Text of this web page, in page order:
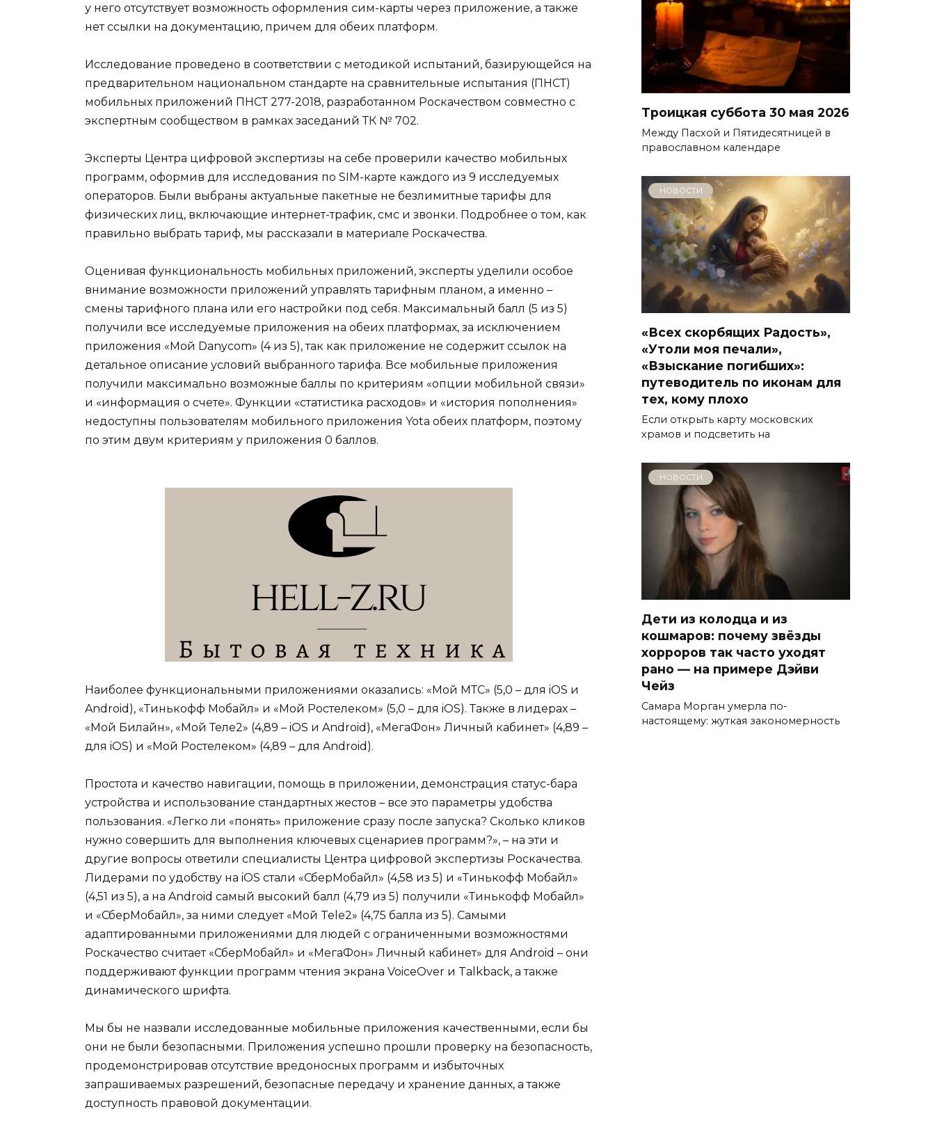
у него отсутствует возможность оформления сим-карты через приложение, а также
нет ссылки на документацию, причем для обеих платформ.
Исследование проведено в соответствии с методикой испытаний, базирующейся на
предварительном национальном стандарте на сравнительные испытания (ПНСТ)
мобильных приложений ПНСТ 277-2018, разработанном Роскачеством совместно с
экспертным сообществом в рамках заседаний ТК № 702.
Эксперты Центра цифровой экспертизы на себе проверили качество мобильных
программ, оформив для исследования по SIM-карте каждого из 9 исследуемых
операторов. Были выбраны актуальные пакетные не безлимитные тарифы для
физических лиц, включающие интернет-трафик, смс и звонки. Подробнее о том, как
правильно выбрать тариф, мы рассказали в материале Роскачества.
Оценивая функциональность мобильных приложений, эксперты уделили особое
внимание возможности приложений управлять тарифным планом, а именно –
смены тарифного плана или его настройки под себя. Максимальный балл (5 из 5)
получили все исследуемые приложения на обеих платформах, за исключением
приложения «Мой Danycom» (4 из 5), так как приложение не содержит ссылок на
детальное описание условий выбранного тарифа. Все мобильные приложения
получили максимально возможные баллы по критериям «опции мобильной связи»
и «информация о счете». Функции «статистика расходов» и «история пополнения»
недоступны пользователям мобильного приложения Yota обеих платформ, поэтому
по этим двум критериям у приложения 0 баллов.
Наиболее функциональными приложениями оказались: «Мой МТС» (5,0 – для iOS и
Android), «Тинькофф Мобайл» и «Мой Ростелеком» (5,0 – для iOS). Также в лидерах –
«Мой Билайн», «Мой Теле2» (4,89 – iOS и Android), «МегаФон» Личный кабинет» (4,89 –
для iOS) и «Мой Ростелеком» (4,89 – для Android).
Простота и качество навигации, помощь в приложении, демонстрация статус-бара
устройства и использование стандартных жестов – все это параметры удобства
пользования. «Легко ли «понять» приложение сразу после запуска? Сколько кликов
нужно совершить для выполнения ключевых сценариев программ?», – на эти и
другие вопросы ответили специалисты Центра цифровой экспертизы Роскачества.
Лидерами по удобству на iOS стали «СберМобайл» (4,58 из 5) и «Тинькофф Мобайл»
(4,51 из 5), а на Android самый высокий балл (4,79 из 5) получили «Тинькофф Мобайл»
и «СберМобайл», за ними следует «Мой Tele2» (4,75 балла из 5). Самыми
адаптированными приложениями для людей с ограниченными возможностями
Роскачество считает «СберМобайл» и «МегаФон» Личный кабинет» для Android – они
поддерживают функции программ чтения экрана VoiceOver и Talkback, а также
динамического шрифта.
Мы бы не назвали исследованные мобильные приложения качественными, если бы
они не были безопасными. Приложения успешно прошли проверку на безопасность,
продемонстрировав отсутствие вредоносных программ и избыточных
запрашиваемых разрешений, безопасные передачу и хранение данных, а также
доступность правовой документации.
Троицкая суббота 30 мая 2026
Между Пасхой и Пятидесятницей в
православном календаре
НОВОСТИ
«Всех скорбящих Радость»,
«Утоли моя печали»,
«Взыскание погибших»:
путеводитель по иконам для
тех, кому плохо
Если открыть карту московских
храмов и подсветить на
НОВОСТИ
Дети из колодца и из
кошмаров: почему звёзды
хорроров так часто уходят
рано — на примере Дэйви
Чейз
Самара Морган умерла по-
настоящему: жуткая закономерность